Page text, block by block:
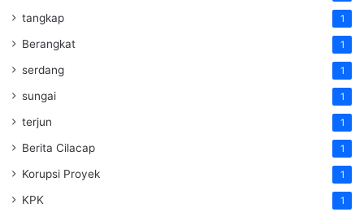
tangkap 1
Berangkat 1
serdang 1
sungai 1
terjun 1
Berita Cilacap 1
Korupsi Proyek 1
KPK 1